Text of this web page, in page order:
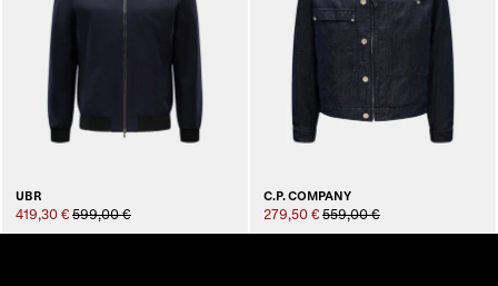
UBR
419,30 € 599,00 €
C.P. COMPANY
279,50 € 559,00 €